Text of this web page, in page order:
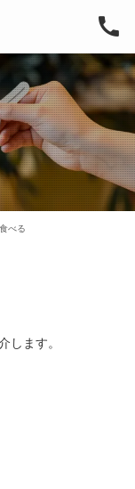
べる
します。